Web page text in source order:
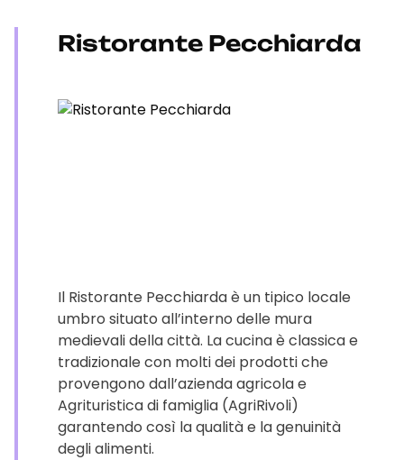
Ristorante Pecchiarda
Il Ristorante Pecchiarda è un tipico locale
umbro situato all’interno delle mura
medievali della città. La cucina è classica e
tradizionale con molti dei prodotti che
provengono dall’azienda agricola e
Agrituristica di famiglia (AgriRivoli)
garantendo così la qualità e la genuinità
degli alimenti.